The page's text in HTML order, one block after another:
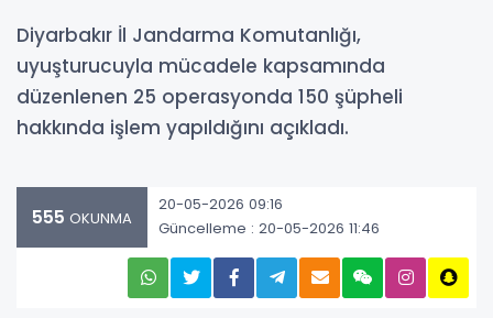
Diyarbakır İl Jandarma Komutanlığı,
uyuşturucuyla mücadele kapsamında
düzenlenen 25 operasyonda 150 şüpheli
hakkında işlem yapıldığını açıkladı.
555 OKUNMA
20-05-2026 09:16
Güncelleme : 20-05-2026 11:46